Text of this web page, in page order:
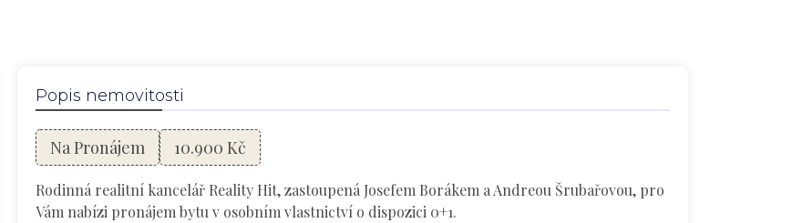
Popis nemovitosti
Na Pronájem 10.900 Kč
Rodinná realitní kancelář Reality Hit, zastoupená Josefem Borákem a Andreou Šrubařovou, pro
Vám nabízi pronájem bytu v osobním vlastnictví o dispozici 0+1.